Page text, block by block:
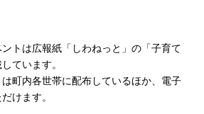
トは広報紙「しわねっと」の「子育て
ています。
町内各世帯に配布しているほか、電子
けます。